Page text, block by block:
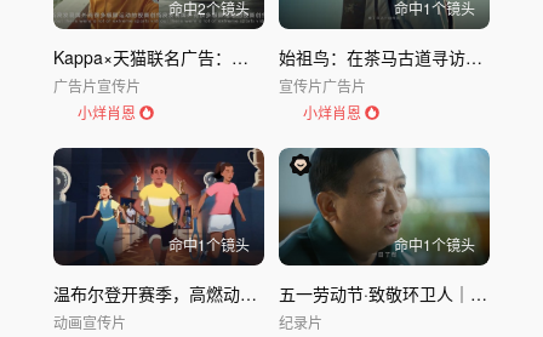
命中2个镜头
Kappa×天猫联名广告：经典与新生共振
广告片宣传片
小烊肖恩
命中1个镜头
始祖鸟：在茶马古道寻访少数民族文化
宣传片广告片
小烊肖恩
命中1个镜头
温布尔登开赛季，高燃动画唤醒网球梦！
动画宣传片
命中1个镜头
五一劳动节·致敬环卫人｜中环洁人物纪录片
纪录片